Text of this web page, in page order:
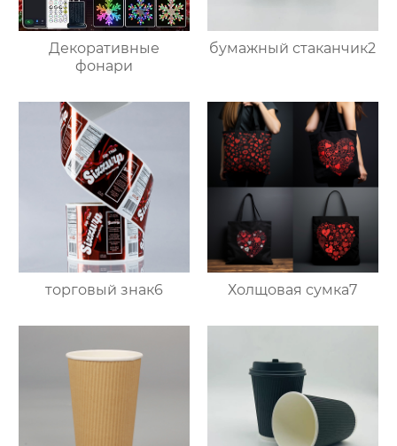
Декоративные
фонари
бумажный стаканчик2
торговый знак6 Холщовая сумка7